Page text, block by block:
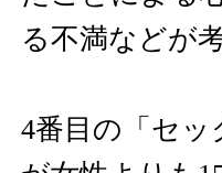
る不満などが
4番目の「セ